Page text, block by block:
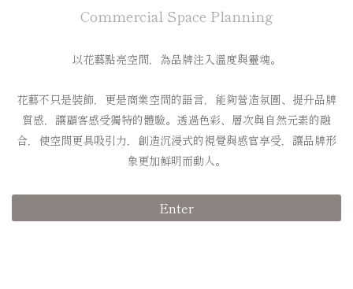
Commercial Space Planning
以花藝點亮空間，為品牌注入溫度與靈魂。
花藝不只是裝飾，更是商業空間的語言，能夠營造氛圍、提升品牌
質感，讓顧客感受獨特的體驗。透過色彩、層次與自然元素的融
合，使空間更具吸引力，創造沉浸式的視覺與感官享受，讓品牌形
象更加鮮明而動人。
Enter